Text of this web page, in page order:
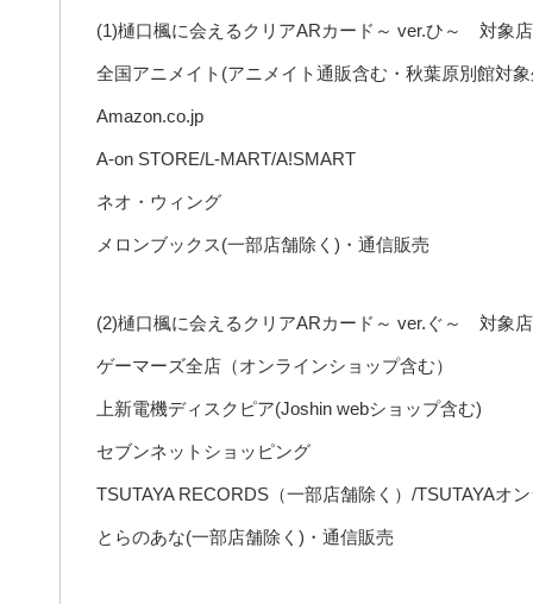
(1)樋口楓に会えるクリアARカード～ ver.ひ～ 対象
全国アニメイト(アニメイト通販含む・秋葉原別館対
Amazon.co.jp
A-on STORE/L-MART/A!SMART
ネオ・ウィング
メロンブックス(一部店舗除く)・通信販売
(2)樋口楓に会えるクリアARカード～ ver.ぐ～ 対象
ゲーマーズ全店（オンラインショップ含む）
上新電機ディスクピア(Joshin webショップ含む)
セブンネットショッピング
TSUTAYA RECORDS（一部店舗除く）/TSUTAYAオ
とらのあな(一部店舗除く)・通信販売